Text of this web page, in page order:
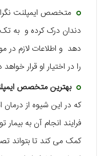
متخصص ایمپلنت
دندان درک کرده و به
دهد و اطلاعات لازم در
را در اختیار او قرار خواهد
بهترین متخصص
که در این شیوه از
فرایند انجام آن به
کمک می کند تا بتواند